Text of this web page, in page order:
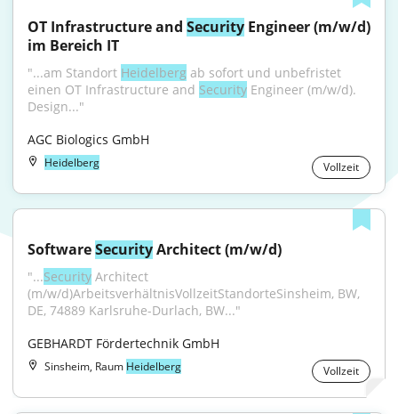
OT Infrastructure and Security Engineer (m/w/d)
im Bereich IT
"...am Standort Heidelberg ab sofort und unbefristet
einen OT Infrastructure and Security Engineer (m/w/d).
Design..."
AGC Biologics GmbH
Heidelberg Vollzeit
Software Security Architect (m/w/d)
"...Security Architect
(m/w/d)ArbeitsverhältnisVollzeitStandorteSinsheim, BW,
DE, 74889 Karlsruhe-Durlach, BW..."
GEBHARDT Fördertechnik GmbH
Sinsheim, Raum Heidelberg Vollzeit